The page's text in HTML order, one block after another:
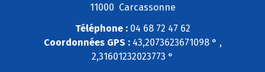
11000 Carcassonne
Téléphone :04 68 72 47 62
Coordonnées GPS :43,2073623671098 ° ,
2,31601232023773 °